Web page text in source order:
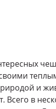
и
Всего в